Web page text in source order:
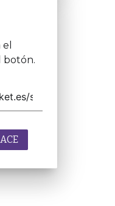
botón.